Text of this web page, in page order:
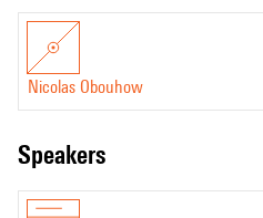
Nicolas Obouhow
speakers